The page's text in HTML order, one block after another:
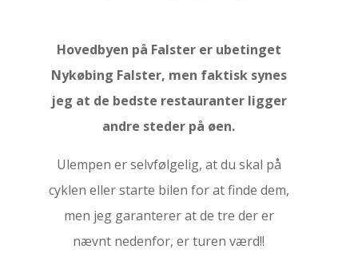
Hovedbyen på Falster er ubetinget
Nykøbing Falster, men faktisk synes
jeg at de bedste restauranter ligger
andre steder på øen.
Ulempen er selvfølgelig, at du skal på
cyklen eller starte bilen for at finde dem,
men jeg garanterer at de tre der er
nævnt nedenfor, er turen værd!!